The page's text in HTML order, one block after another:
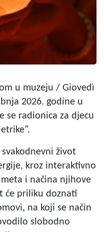
u muzeju / Giovedì
2026. godine u
se radionica za djecu
život
kroz interaktivno
i načina njihove
će priliku doznati
na koji se način
slobodno